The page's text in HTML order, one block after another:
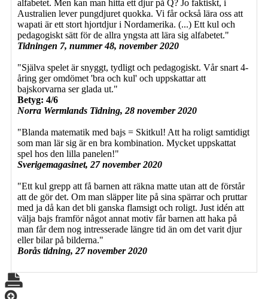
alfabetet. Men kan man hitta ett djur på Q? Jo faktiskt, i
Australien lever pungdjuret quokka. Vi får också lära oss att
wapati är ett stort hjortdjur i Nordamerika. (...) Ett kul och
pedagogiskt sätt för de allra yngsta att lära sig alfabetet."
Tidningen 7, nummer 48, november 2020
"Själva spelet är snyggt, tydligt och pedagogiskt. Vår snart 4-
åring ger omdömet 'bra och kul' och uppskattar att
bajskorvarna ser glada ut."
Betyg: 4/6
Norra Wermlands Tidning, 28 november 2020
"Blanda matematik med bajs = Skitkul! Att ha roligt samtidigt
som man lär sig är en bra kombination. Mycket uppskattat
spel hos den lilla panelen!"
Sverigemagasinet, 27 november 2020
"Ett kul grepp att få barnen att räkna matte utan att de förstår
att de gör det. Om man släpper lite på sina spärrar och pruttar
med ja då kan det bli ganska flamsigt och roligt. Just idén att
välja bajs framför något annat motiv får barnen att haka på
man får dem nog intresserade längre tid än om det varit djur
eller bilar på bilderna."
Borås tidning, 27 november 2020